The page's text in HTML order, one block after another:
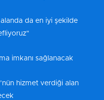
da en iyi şekilde
imkanı sağlanacak
hizmet verdiği alan